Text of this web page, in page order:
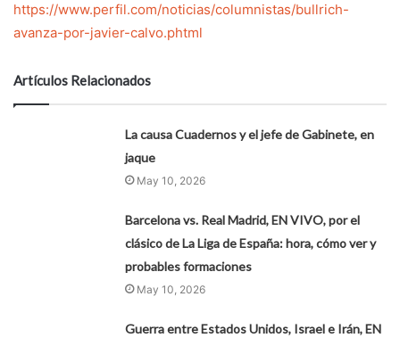
https://www.perfil.com/noticias/columnistas/bullrich-
avanza-por-javier-calvo.phtml
Artículos Relacionados
La causa Cuadernos y el jefe de Gabinete, en
jaque
May 10, 2026
Barcelona vs. Real Madrid, EN VIVO, por el
clásico de La Liga de España: hora, cómo ver y
probables formaciones
May 10, 2026
Guerra entre Estados Unidos, Israel e Irán, EN